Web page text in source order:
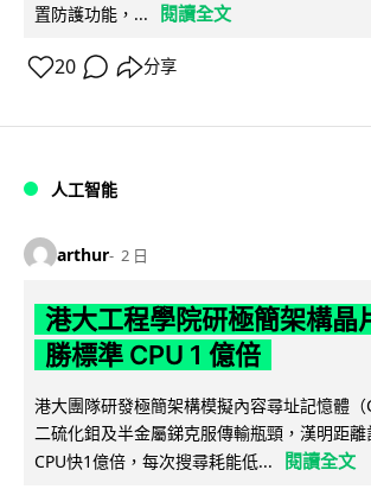
置防護功能，...
閱讀全文
20 分享
人工智能
arthur 2 日
港大工程學院研極簡架構晶
勝標準 CPU 1 億倍
港大團隊研發極簡架構模擬內容尋址記憶體
二硫化鉬及半金屬銻克服傳輸瓶頸，漢明距
CPU快1億倍，每次搜尋耗能低...
閱讀全文